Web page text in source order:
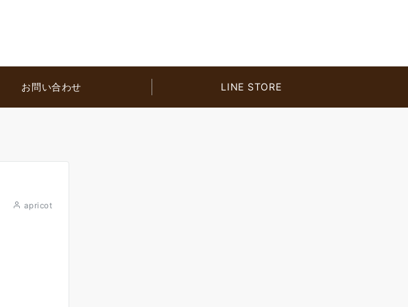
お問い合わせ LINE STORE
apricot